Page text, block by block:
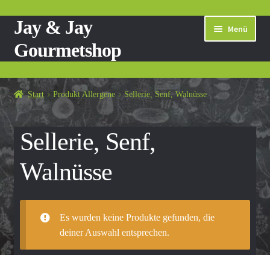
Zur
Navigation
springen
Zum
Inhalt
springen
Jay & Jay
Gourmetshop
Menü
Start
Allgemeine Geschäftsbedingungen
Cart
Checkout
Echtheit von Bewertungen
Start Produkt Allergene Sellerie, Senf, Walnüsse
Sellerie, Senf,
Walnüsse
Es wurden keine Produkte gefunden, die
deiner Auswahl entsprechen.